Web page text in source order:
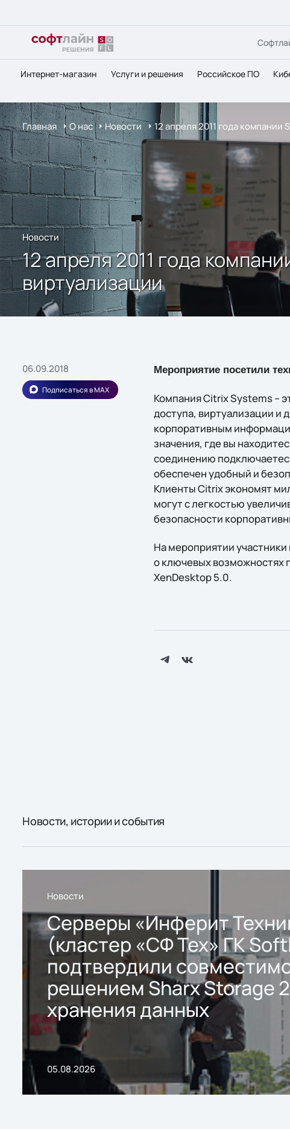
Интернет-магазин Услуги и решения Российское ПО
Главная О нас Новости 12 апреля 2011 года
Новости
12 апреля 2011 года
виртуализации
06.09.2018
Подписаться в MAX
Мероприятие посетили
Компания Citrix Systems –
доступа, виртуализации и
корпоративным
значения, где вы
соединению
обеспечен удобный и
Клиенты Citrix экономят
могут с легкостью
безопасности
На мероприятии
о ключевых возможностях
XenDesktop 5.0.
Новости, истории и события
Новости
Серверы «Инферит
(кластер «СФ Тех» ГК
подтвердили
решением Sharx Storage
хранения данных
05.08.2026